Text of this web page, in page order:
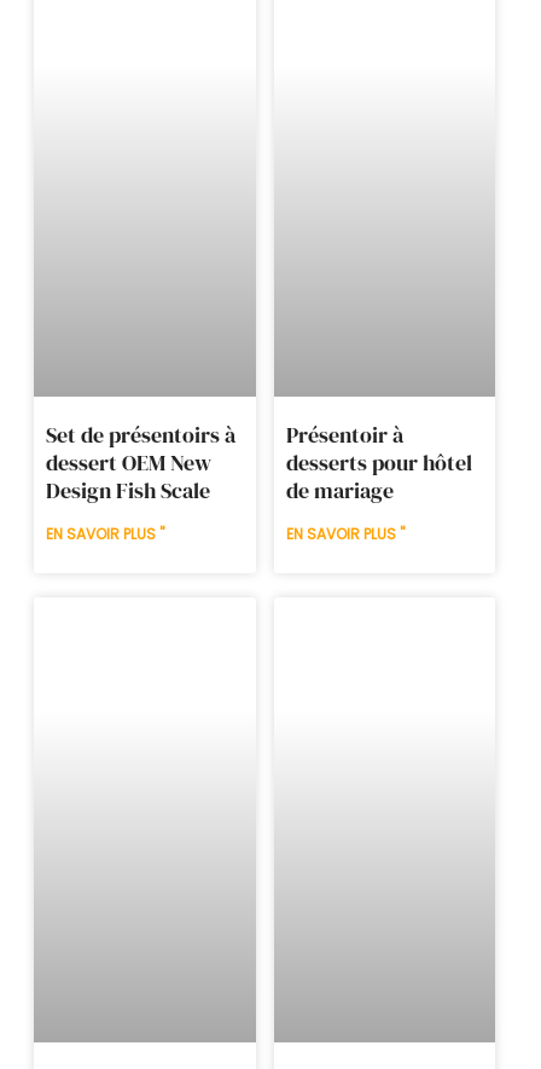
Set de présentoirs à
dessert OEM New
Design Fish Scale
EN SAVOIR PLUS "
Présentoir à
desserts pour hôtel
de mariage
EN SAVOIR PLUS "